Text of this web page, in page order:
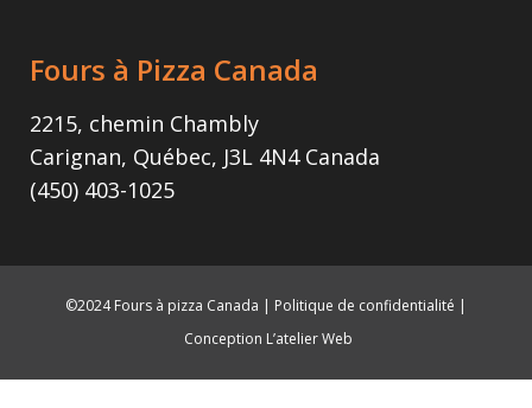
Fours à Pizza Canada
2215, chemin Chambly
Carignan, Québec, J3L 4N4 Canada
(450) 403-1025
©2024 Fours à pizza Canada | Politique de confidentialité |
Conception L’atelier Web